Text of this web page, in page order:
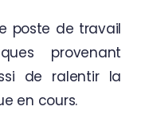
poste de travail
provenant
de ralentir la
en cours.